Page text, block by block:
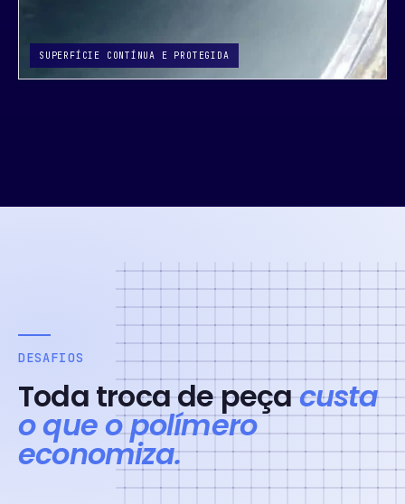
DESAFIOS
Toda troca de peçacusta
o que o polímero
economiza.